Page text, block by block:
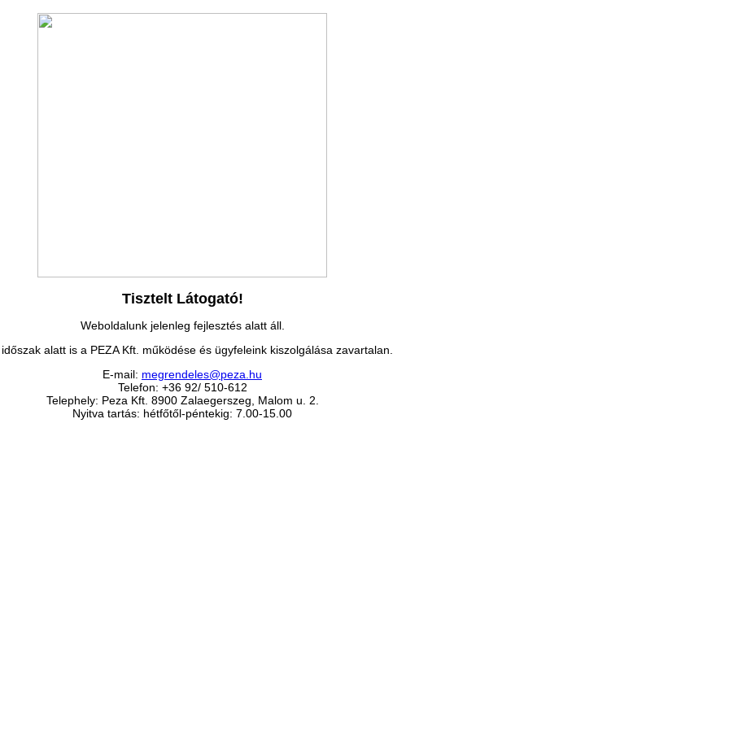
Tisztelt Látogató!
Weboldalunk jelenleg fejlesztés alatt áll.
alatt is a PEZA Kft. működése és ügyfeleink kiszolgálása zavartalan.
E-mail: megrendeles@peza.hu
Telefon: +36 92/ 510-612
Telephely: Peza Kft. 8900 Zalaegerszeg, Malom u. 2.
Nyitva tartás: hétfőtől-péntekig: 7.00-15.00